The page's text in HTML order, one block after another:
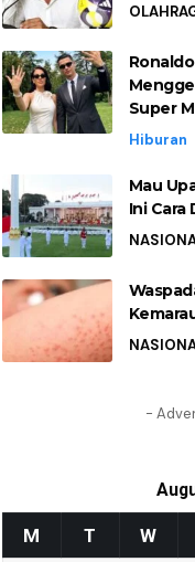
Super
Hiburan
Mau
Ini Cara
-
M T W